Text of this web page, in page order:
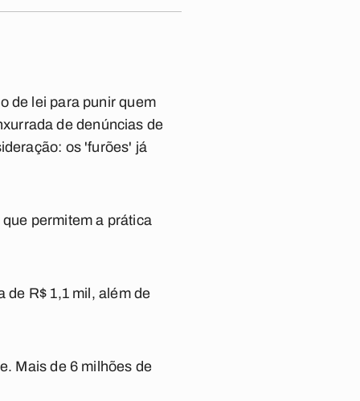
de lei para punir quem
de denúncias de
os 'furões' já
permitem a prática
R$ 1,1 mil, além de
Mais de 6 milhões de